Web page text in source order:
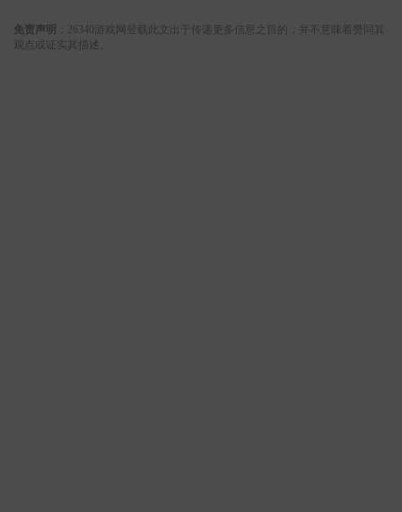
免责声明
：26340游戏网登载此文出于传递更多信息之目的，并不意味着赞同其
观点或证实其描述。